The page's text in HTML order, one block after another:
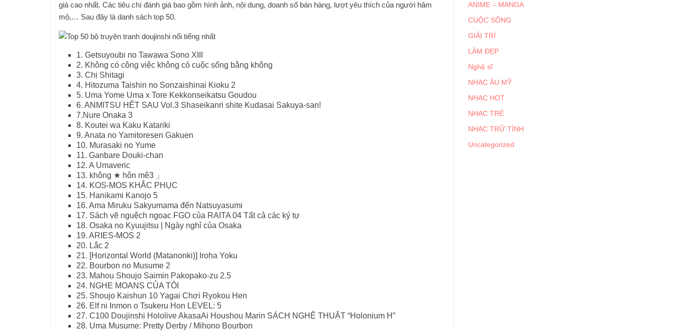
giá cao nhất. Các tiêu chí đánh giá bao gồm hình ảnh, nội dung, doanh số bán hàng, lượt yêu thích của người hâm
mộ,… Sau đây là danh sách top 50.
1. Getsuyoubi no Tawawa Sono XIII
2. Không có công việc không có cuộc sống bằng không
3. Chị Shitagi
4. Hitozuma Taishin no Sonzaishinai Kioku 2
5. Uma Yome Uma x Tore Kekkonseikatsu Goudou
6. ANMITSU HẾT SAU Vol.3 Shaseikanri shite Kudasai Sakuya-san!
7.Nure Onaka 3
8. Koutei wa Kaku Katariki
9. Anata no Yamitoresen Gakuen
10. Murasaki no Yume
11. Ganbare Douki-chan
12. A Umaveric
13. không ★ hôn mê3 」
14. KOS-MOS KHẮC PHỤC
15. Hanikami Kanojo 5
16. Ama Miruku Sakyumama đến Natsuyasumi
17. Sách vẽ nguệch ngoạc FGO của RAITA 04 Tất cả các ký tự
18. Osaka no Kyuujitsu | Ngày nghỉ của Osaka
19. ARIES-MOS 2
20. Lắc 2
21. [Horizontal World (Matanonki)] Iroha Yoku
22. Bourbon no Musume 2
23. Mahou Shoujo Saimin Pakopako-zu 2.5
24. NGHE MOANS CỦA TÔI
25. Shoujo Kaishun 10 Yagai Chơi Ryokou Hen
26. Elf ni Inmon o Tsukeru Hon LEVEL: 5
27. C100 Doujinshi Hololive AkasaAi Houshou Marin SÁCH NGHỆ THUẬT “Holonium H”
28. Uma Musume: Pretty Derby / Mihono Bourbon
ANIME – MANGA
CUỘC SỐNG
GIẢI TRÍ
LÀM ĐẸP
Nghệ sĩ
NHẠC ÂU MỸ
NHẠC HOT
NHẠC TRẺ
NHẠC TRỮ TÌNH
Uncategorized